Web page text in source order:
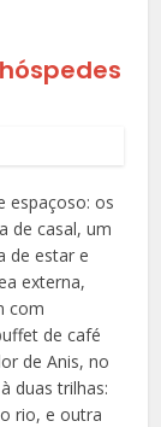
espaçoso: os
de casal, um
de estar e
externa,
com
de café
de Anis, no
duas trilhas:
rio, e outra